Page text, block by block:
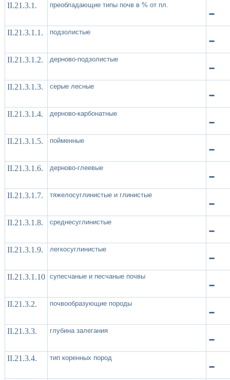
II.21.3.1. преобладающие типы почв в % от пл. -
II.21.3.1.1. подзолистые -
II.21.3.1.2. дерново-подзолистые -
II.21.3.1.3. серые лесные -
II.21.3.1.4. дерново-карбонатные -
II.21.3.1.5. пойменные -
II.21.3.1.6. дерново-глеевые -
II.21.3.1.7. тяжелосуглинистые и глинистые -
II.21.3.1.8. среднесуглинистые -
II.21.3.1.9. легкосуглинистые -
II.21.3.1.10 супесчаные и песчаные почвы -
II.21.3.2. почвообразующие породы -
II.21.3.3. глубина залегания -
II.21.3.4. тип коренных пород -